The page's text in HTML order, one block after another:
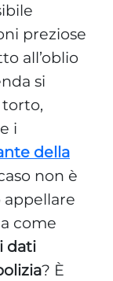
preziose
all’oblio
si
i
della
non è
appellare
come
dati
? È